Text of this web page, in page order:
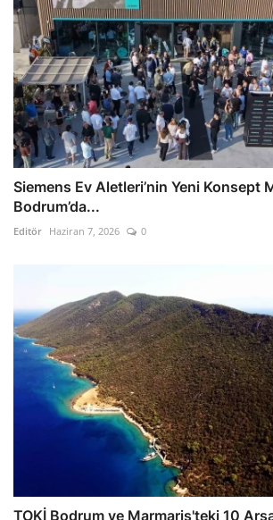
Siemens Ev Aletleri’nin Yeni Konsept
Bodrum’da...
Editör Haziran 7, 2026 0
TOKİ Bodrum ve Marmaris'teki 10